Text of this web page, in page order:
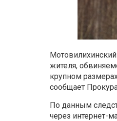
жителя,
крупном
сообщает
По данным
через интернет-